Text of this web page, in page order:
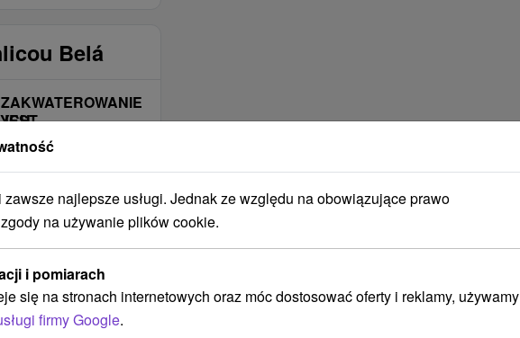
Belá
ZAKWATEROWANIE
JEST
ODPOWIEDNIE DLA
Pre turistov
Pre cyklistov
Pre študentov
Pre náročných
Pre rodiny s deťmi
najlepsze usługi. Jednak ze względu na obowiązujące prawo
na używanie plików cookie.
i pomiarach
się na stronach internetowych oraz móc dostosować oferty i reklamy, używamy
firmy Google.